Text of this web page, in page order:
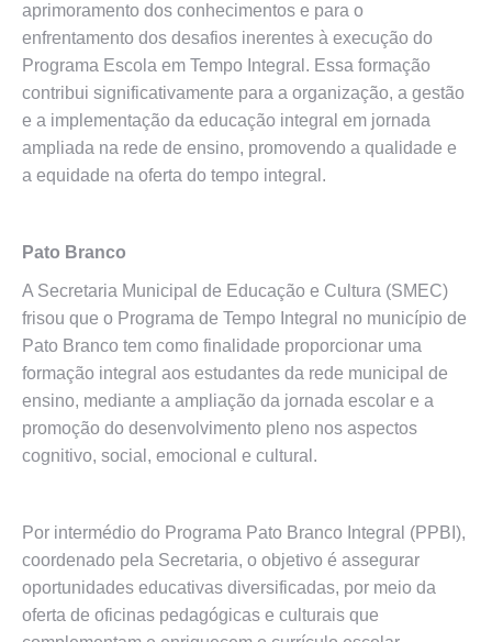
aprimoramento dos conhecimentos e para o
enfrentamento dos desafios inerentes à execução do
Programa Escola em Tempo Integral. Essa formação
contribui significativamente para a organização, a gestão
e a implementação da educação integral em jornada
ampliada na rede de ensino, promovendo a qualidade e
a equidade na oferta do tempo integral.
Pato Branco
A Secretaria Municipal de Educação e Cultura (SMEC)
frisou que o Programa de Tempo Integral no município de
Pato Branco tem como finalidade proporcionar uma
formação integral aos estudantes da rede municipal de
ensino, mediante a ampliação da jornada escolar e a
promoção do desenvolvimento pleno nos aspectos
cognitivo, social, emocional e cultural.
Por intermédio do Programa Pato Branco Integral (PPBI),
coordenado pela Secretaria, o objetivo é assegurar
oportunidades educativas diversificadas, por meio da
oferta de oficinas pedagógicas e culturais que